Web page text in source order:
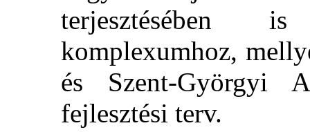
terjesztésében
komplexumhoz,
és Szent-Györgyi
fejlesztési terv.